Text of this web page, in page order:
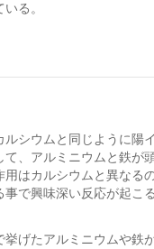
る。
ルシウムと同じように陽
、アルミニウムと鉄が
用はカルシウムと異なる
で興味深い反応が起こ
挙げたアルミニウムや鉄